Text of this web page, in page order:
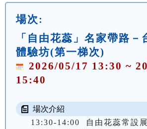
場次:
「自由花蕊」名家帶路－
體驗坊(第一梯次)
2026/05/17 13:30 ~
15:40
場次介紹
13:30-14:00  自由花蕊常設